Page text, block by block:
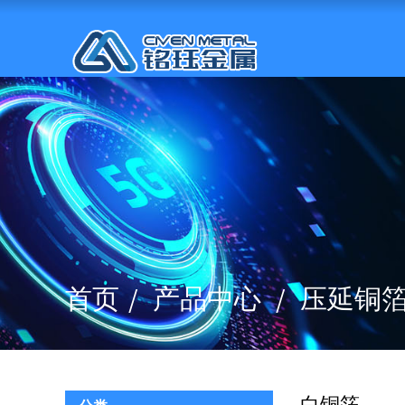
首页 产品中心 压延铜